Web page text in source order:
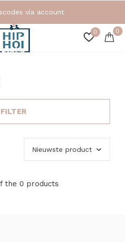
0 0
via account
FILTER
the 0 products